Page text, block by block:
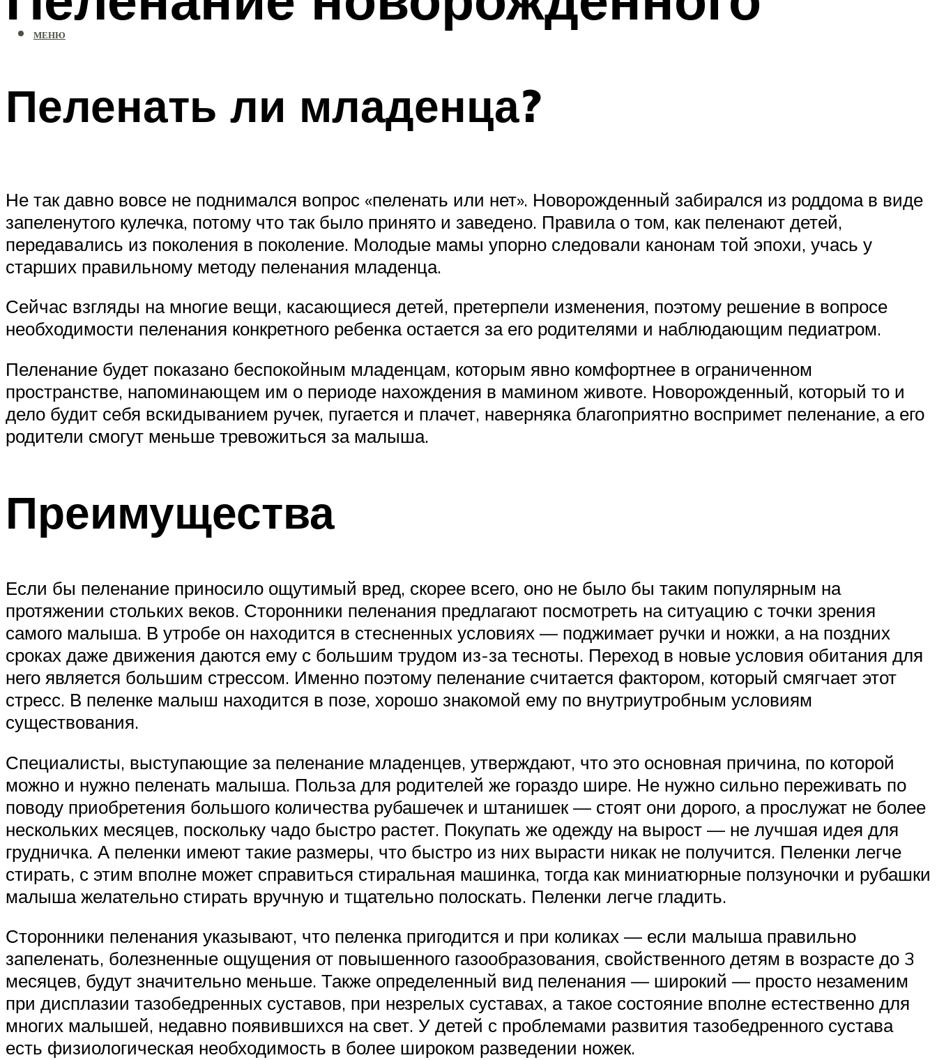
МЕНЮ
Пеленать ли младенца?
Не так давно вовсе не поднимался вопрос «пеленать или нет». Новорожденный забирался из роддома в виде
запеленутого кулечка, потому что так было принято и заведено. Правила о том, как пеленают детей,
передавались из поколения в поколение. Молодые мамы упорно следовали канонам той эпохи, учась у
старших правильному методу пеленания младенца.
Сейчас взгляды на многие вещи, касающиеся детей, претерпели изменения, поэтому решение в вопросе
необходимости пеленания конкретного ребенка остается за его родителями и наблюдающим педиатром.
Пеленание будет показано беспокойным младенцам, которым явно комфортнее в ограниченном
пространстве, напоминающем им о периоде нахождения в мамином животе. Новорожденный, который то и
дело будит себя вскидыванием ручек, пугается и плачет, наверняка благоприятно воспримет пеленание, а его
родители смогут меньше тревожиться за малыша.
Преимущества
Если бы пеленание приносило ощутимый вред, скорее всего, оно не было бы таким популярным на
протяжении стольких веков. Сторонники пеленания предлагают посмотреть на ситуацию с точки зрения
самого малыша. В утробе он находится в стесненных условиях — поджимает ручки и ножки, а на поздних
сроках даже движения даются ему с большим трудом из-за тесноты. Переход в новые условия обитания для
него является большим стрессом. Именно поэтому пеленание считается фактором, который смягчает этот
стресс. В пеленке малыш находится в позе, хорошо знакомой ему по внутриутробным условиям
существования.
Специалисты, выступающие за пеленание младенцев, утверждают, что это основная причина, по которой
можно и нужно пеленать малыша. Польза для родителей же гораздо шире. Не нужно сильно переживать по
поводу приобретения большого количества рубашечек и штанишек — стоят они дорого, а прослужат не более
нескольких месяцев, поскольку чадо быстро растет. Покупать же одежду на вырост — не лучшая идея для
грудничка. А пеленки имеют такие размеры, что быстро из них вырасти никак не получится. Пеленки легче
стирать, с этим вполне может справиться стиральная машинка, тогда как миниатюрные ползуночки и рубашки
малыша желательно стирать вручную и тщательно полоскать. Пеленки легче гладить.
Сторонники пеленания указывают, что пеленка пригодится и при коликах — если малыша правильно
запеленать, болезненные ощущения от повышенного газообразования, свойственного детям в возрасте до 3
месяцев, будут значительно меньше. Также определенный вид пеленания — широкий — просто незаменим
при дисплазии тазобедренных суставов, при незрелых суставах, а такое состояние вполне естественно для
многих малышей, недавно появившихся на свет. У детей с проблемами развития тазобедренного сустава
есть физиологическая необходимость в более широком разведении ножек.